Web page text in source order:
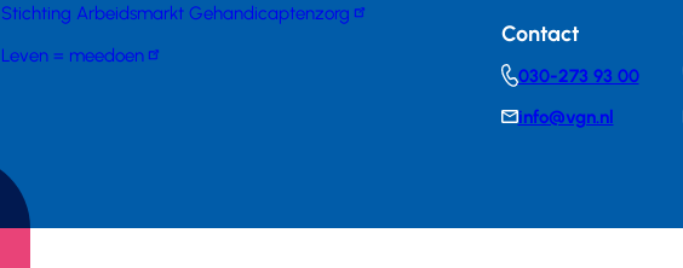
Stichting Arbeidsmarkt Gehandicaptenzorg
Leven = meedoen
Contact
Telephonenumber
030-273 93 00
E-info@vgn.nl